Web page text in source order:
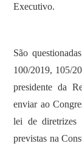
Executivo.
São
100/2019, 105/
presidente da
enviar ao
lei de diretrizes
previstas na